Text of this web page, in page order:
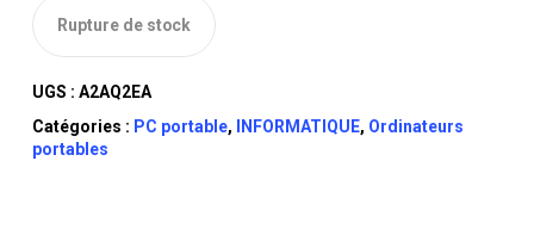
Rupture de stock
UGS : A2AQ2EA
Catégories : PC portable, INFORMATIQUE, Ordinateurs
portables